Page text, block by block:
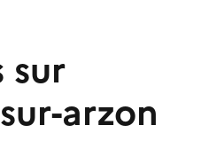
sur
arzon